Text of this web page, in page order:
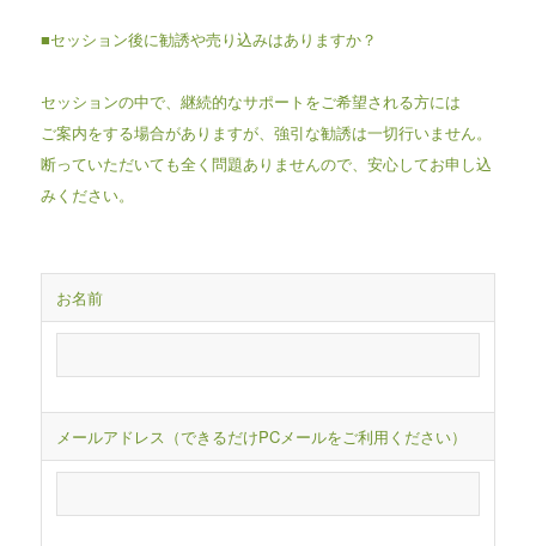
■セッション後に勧誘や売り込みはありますか？
セッションの中で、継続的なサポートをご希望される方には
ご案内をする場合がありますが、強引な勧誘は一切行いません。
断っていただいても全く問題ありませんので、安心してお申し込
みください。
お名前
メールアドレス（できるだけPCメールをご利用ください）